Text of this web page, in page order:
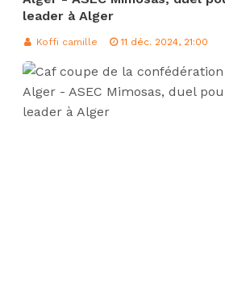
leader à Alger
Koffi camille 11 déc. 2024, 21:00